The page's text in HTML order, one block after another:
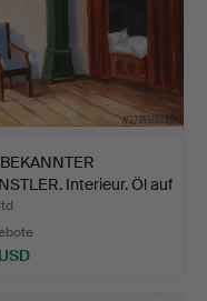
Interieur. Öl auf